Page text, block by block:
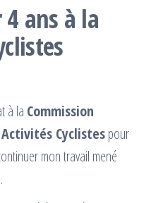
ans à la
à la Commission
Cyclistespour
mon travail mené